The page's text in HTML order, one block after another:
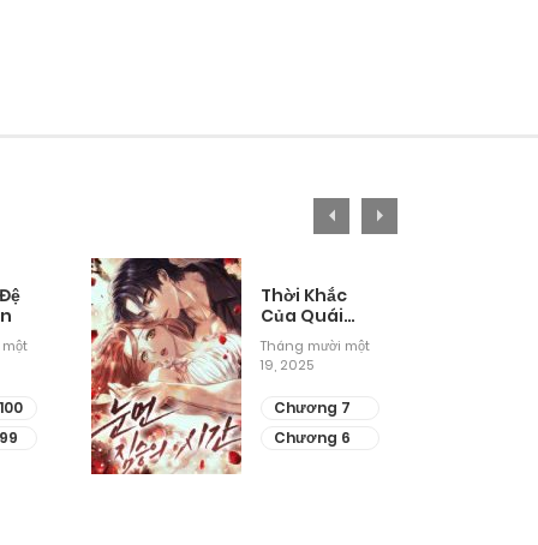
Thời Khắc
Của Quái
Thú Mù
Tháng mười một
19, 2025
Chương 7
Chương 6